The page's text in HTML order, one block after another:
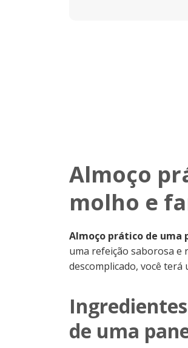
Almoço
molho e
Almoço prático de uma
uma refeição saborosa e
descomplicado, você
de uma